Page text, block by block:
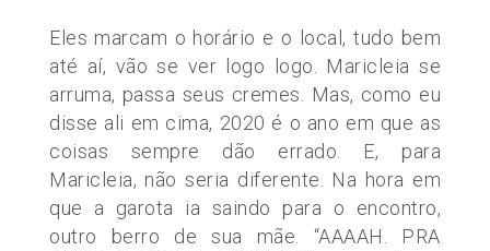
Eles marcam o horário e o local, tudo bem
até aí, vão se ver logo logo. Maricleia se
arruma, passa seus cremes. Mas, como eu
disse ali em cima, 2020 é o ano em que as
coisas sempre dão errado. E, para
Maricleia, não seria diferente. Na hora em
que a garota ia saindo para o encontro,
outro berro de sua mãe. “AAAAH. PRA